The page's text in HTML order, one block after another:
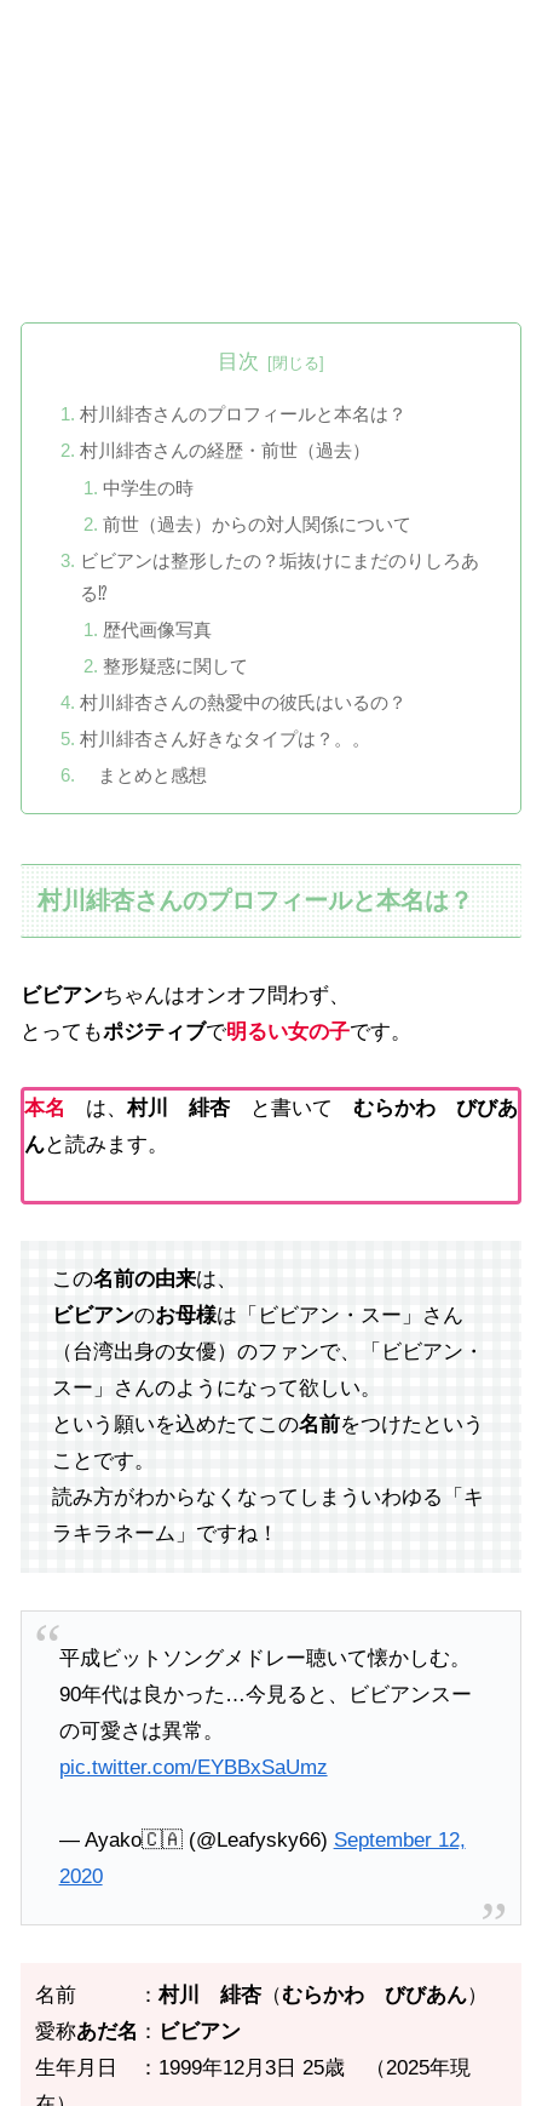
目次
村川緋杏さんのプロフィールと本名は？
村川緋杏さんの経歴・前世（過去）
中学生の時
前世（過去）からの対人関係について
ビビアンは整形したの？垢抜けにまだのりしろあ
る⁉
歴代画像写真
整形疑惑に関して
村川緋杏さんの熱愛中の彼氏はいるの？
村川緋杏さん好きなタイプは？。。
まとめと感想
村川緋杏さんのプロフィールと本名は？
ビビアンちゃんはオンオフ問わず、
とってもポジティブで明るい女の子です。
本名 は、村川 緋杏 と書いて むらかわ びびあ
んと読みます。
この名前の由来は、
ビビアンのお母様は「ビビアン・スー」さん
（台湾出身の女優）のファンで、「ビビアン・
スー」さんのようになって欲しい。
という願いを込めたてこの名前をつけたという
ことです。
読み方がわからなくなってしまういわゆる「キ
ラキラネーム」ですね！
平成ビットソングメドレー聴いて懐かしむ。
90年代は良かった…今見ると、ビビアンスー
の可愛さは異常。
pic.twitter.com/EYBBxSaUmz
— Ayako🇨🇦 (@Leafysky66) September 12,
2020
名前 ：村川 緋杏 （むらかわ びびあん）
愛称あだ名 ： ビビアン
生年月日 ：1999年12月3日 25歳 （2025年現